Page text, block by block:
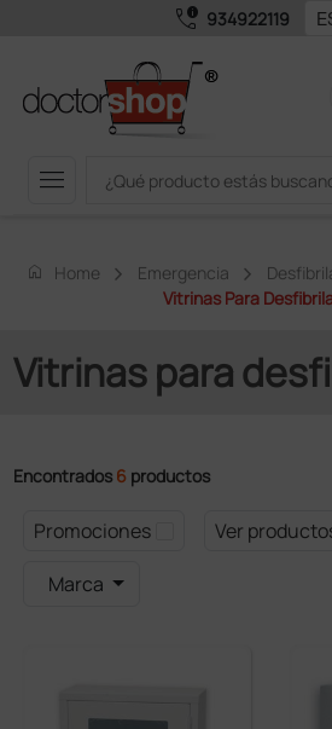
call_quality 934922119
menu
home Home Emergencia
Vitrinas Para
Vitrinas para
Encontrados 6 productos
Promociones
Ver
Marca